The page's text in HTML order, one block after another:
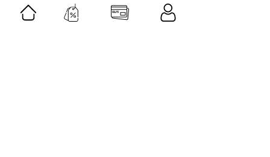
მსგავსი შეთავაზებები